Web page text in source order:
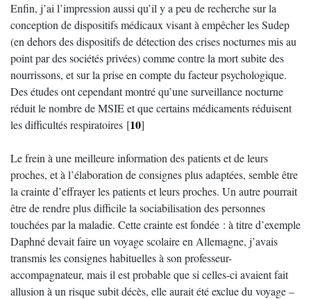
Enfin, j’ai l’impression aussi qu’il y a peu de recherche sur la
conception de dispositifs médicaux visant à empêcher les Sudep
(en dehors des dispositifs de détection des crises nocturnes mis au
point par des sociétés privées) comme contre la mort subite des
nourrissons, et sur la prise en compte du facteur psychologique.
Des études ont cependant montré qu’une surveillance nocturne
réduit le nombre de MSIE et que certains médicaments réduisent
les difficultés respiratoires [10]
Le frein à une meilleure information des patients et de leurs
proches, et à l’élaboration de consignes plus adaptées, semble être
la crainte d’effrayer les patients et leurs proches. Un autre pourrait
être de rendre plus difficile la sociabilisation des personnes
touchées par la maladie. Cette crainte est fondée : à titre d’exemple
Daphné devait faire un voyage scolaire en Allemagne, j’avais
transmis les consignes habituelles à son professeur-
accompagnateur, mais il est probable que si celles-ci avaient fait
allusion à un risque subit décès, elle aurait été exclue du voyage –